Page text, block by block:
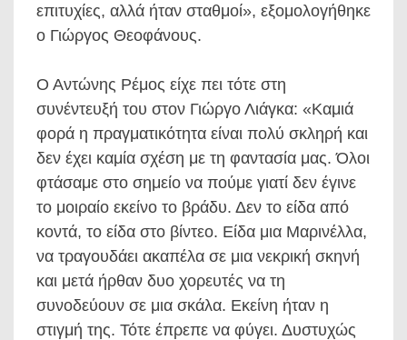
επιτυχίες, αλλά ήταν σταθμοί», εξομολογήθηκε
ο Γιώργος Θεοφάνους.
Ο Αντώνης Ρέμος είχε πει τότε στη
συνέντευξή του στον Γιώργο Λιάγκα: «Καμιά
φορά η πραγματικότητα είναι πολύ σκληρή και
δεν έχει καμία σχέση με τη φαντασία μας. Όλοι
φτάσαμε στο σημείο να πούμε γιατί δεν έγινε
το μοιραίο εκείνο το βράδυ. Δεν το είδα από
κοντά, το είδα στο βίντεο. Είδα μια Μαρινέλλα,
να τραγουδάει ακαπέλα σε μια νεκρική σκηνή
και μετά ήρθαν δυο χορευτές να τη
συνοδεύουν σε μια σκάλα. Εκείνη ήταν η
στιγμή της. Τότε έπρεπε να φύγει. Δυστυχώς